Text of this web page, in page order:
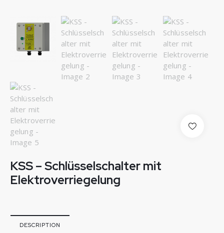
KSS – Schlüsselschalter mit
Elektroverriegelung
DESCRIPTION